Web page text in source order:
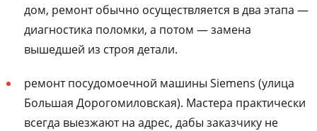
дом, ремонт обычно осуществляется в два этапа —
диагностика поломки, а потом — замена
вышедшей из строя детали.
ремонт посудомоечной машины Siemens (улица
Большая Дорогомиловская). Мастера практически
всегда выезжают на адрес, дабы заказчику не